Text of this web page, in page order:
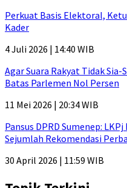
Perkuat Basis Elektoral,
Kader
4 Juli 2026 | 14:40 WIB
Agar Suara Rakyat Tidak Sia-
Batas Parlemen Nol Persen
11 Mei 2026 | 20:34 WIB
Pansus DPRD Sumenep:
Sejumlah Rekomendasi
30 April 2026 | 11:59 WIB